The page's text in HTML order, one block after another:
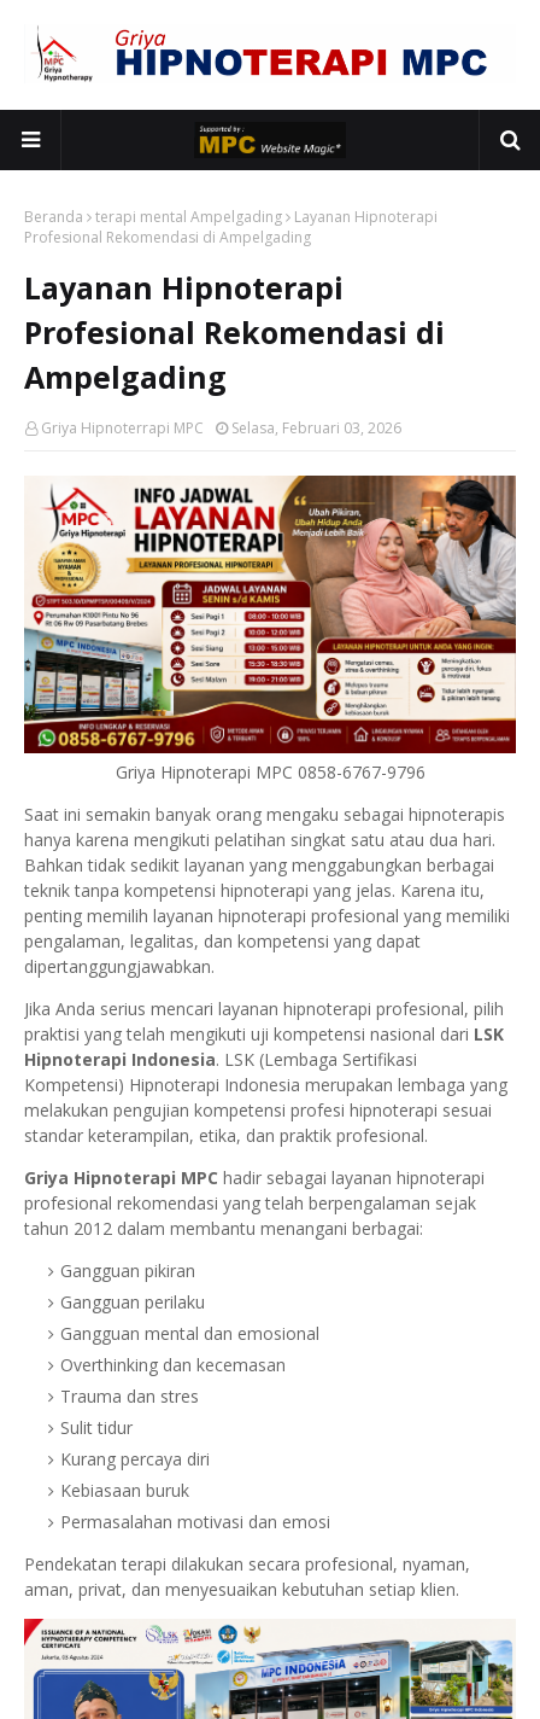
Beranda terapi mental Ampelgading
Layanan Hipnoterapi
Profesional Rekomendasi di Ampelgading
Layanan Hipnoterapi
Profesional Rekomendasi di
Ampelgading
Griya Hipnoterrapi MPC Selasa, Februari 03, 2026
Griya Hipnoterapi MPC 0858-6767-9796
Saat ini semakin banyak orang mengaku sebagai hipnoterapis
hanya karena mengikuti pelatihan singkat satu atau dua hari.
Bahkan tidak sedikit layanan yang menggabungkan berbagai
teknik tanpa kompetensi hipnoterapi yang jelas. Karena itu,
penting memilih layanan hipnoterapi profesional yang memiliki
pengalaman, legalitas, dan kompetensi yang dapat
dipertanggungjawabkan.
Jika Anda serius mencari layanan hipnoterapi profesional, pilih
praktisi yang telah mengikuti uji kompetensi nasional dari LSK
Hipnoterapi Indonesia. LSK (Lembaga Sertifikasi
Kompetensi) Hipnoterapi Indonesia merupakan lembaga yang
melakukan pengujian kompetensi profesi hipnoterapi sesuai
standar keterampilan, etika, dan praktik profesional.
Griya Hipnoterapi MPC hadir sebagai layanan hipnoterapi
profesional rekomendasi yang telah berpengalaman sejak
tahun 2012 dalam membantu menangani berbagai:
Gangguan pikiran
Gangguan perilaku
Gangguan mental dan emosional
Overthinking dan kecemasan
Trauma dan stres
Sulit tidur
Kurang percaya diri
Kebiasaan buruk
Permasalahan motivasi dan emosi
Pendekatan terapi dilakukan secara profesional, nyaman,
aman, privat, dan menyesuaikan kebutuhan setiap klien.